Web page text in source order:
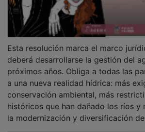
Esta resolución marca el marco
deberá desarrollarse la gestión del
próximos años. Obliga a todas las
a una nueva realidad hídrica: más
conservación ambiental, más
históricos que han dañado los ríos y
la modernización y diversificación